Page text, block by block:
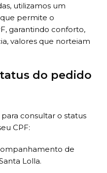
utilizamos um
permite o
garantindo conforto,
valores que norteiam
do pedido
para consultar o status
CPF:
de
Lolla.